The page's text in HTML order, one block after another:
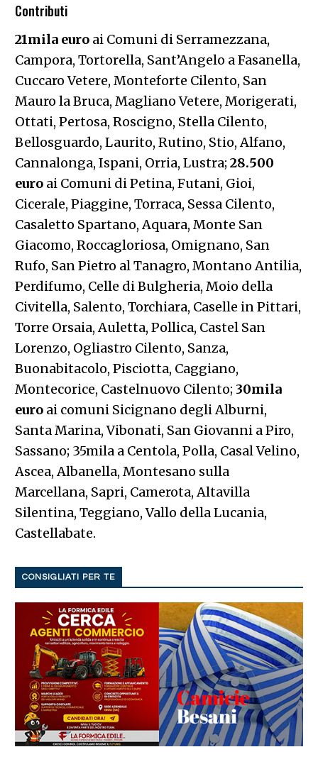
Contributi
21mila euroai Comuni di Serramezzana,
Campora, Tortorella, Sant’Angelo a Fasanella,
Cuccaro Vetere, Monteforte Cilento, San
Mauro la Bruca, Magliano Vetere, Morigerati,
Ottati, Pertosa, Roscigno, Stella Cilento,
Bellosguardo, Laurito, Rutino, Stio, Alfano,
Cannalonga, Ispani, Orria, Lustra; 28.500
euroai Comuni di Petina, Futani, Gioi,
Cicerale, Piaggine, Torraca, Sessa Cilento,
Casaletto Spartano, Aquara, Monte San
Giacomo, Roccagloriosa, Omignano, San
Rufo, San Pietro al Tanagro, Montano Antilia,
Perdifumo, Celle di Bulgheria, Moio della
Civitella, Salento, Torchiara, Caselle in Pittari,
Torre Orsaia, Auletta, Pollica, Castel San
Lorenzo, Ogliastro Cilento, Sanza,
Buonabitacolo, Pisciotta, Caggiano,
Montecorice, Castelnuovo Cilento; 30mila
euroai comuni Sicignano degli Alburni,
Santa Marina, Vibonati, San Giovanni a Piro,
Sassano; 35mila a Centola, Polla, Casal Velino,
Ascea, Albanella, Montesano sulla
Marcellana, Sapri, Camerota, Altavilla
Silentina, Teggiano, Vallo della Lucania,
Castellabate.
CONSIGLIATI PER TE